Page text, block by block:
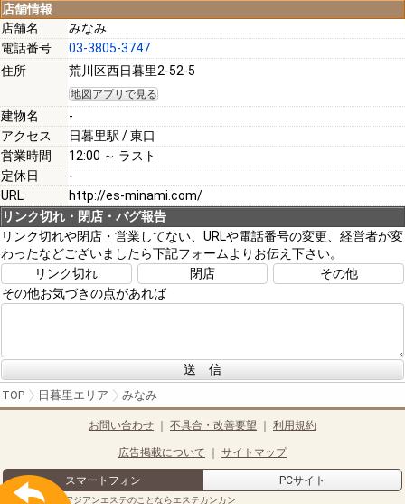
[必須]
[必須]
[必須]
注意事項
店舗情報
店舗名
みなみ
電話番号
03-3805-3747
住所
荒川区西日暮里2-52-5
地図アプリで見る
建物名
-
アクセス
日暮里駅 / 東口
営業時間
12:00 ～ ラスト
定休日
-
URL
http://es-minami.com/
リンク切れ・閉店・バグ報告
リンク切れや閉店・営業してない、URLや電話番号の変更、経営者が変
わったなどございましたら下記フォームよりお伝え下さい。
リンク切れ
閉店
その他
その他お気づきの点があれば
送 信
TOP 日暮里エリア みなみ
お問い合わせ ｜ 不具合・改善要望 ｜ 利用規約
広告掲載について ｜ サイトマップ
スマートフォン PCサイト
メンズエステやアジアンエステのことならエステカンカン